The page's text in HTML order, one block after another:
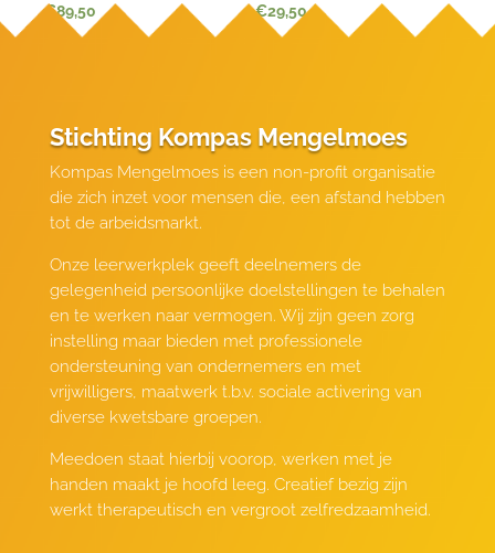
€89,50 €29,50
Stichting Kompas Mengelmoes
Kompas Mengelmoes is een non-profit organisatie
die zich inzet voor mensen die, een afstand hebben
tot de arbeidsmarkt.
Onze leerwerkplek geeft deelnemers de
gelegenheid persoonlijke doelstellingen te behalen
en te werken naar vermogen. Wij zijn geen zorg
instelling maar bieden met professionele
ondersteuning van ondernemers en met
vrijwilligers, maatwerk t.b.v. sociale activering van
diverse kwetsbare groepen.
Meedoen staat hierbij voorop, werken met je
handen maakt je hoofd leeg. Creatief bezig zijn
werkt therapeutisch en vergroot zelfredzaamheid.